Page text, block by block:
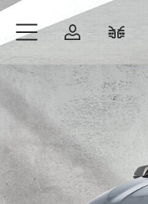
Zum Hauptinhalt springen
Anmelden